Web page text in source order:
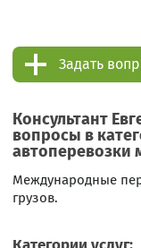
Задать
Консультант
вопросы в
автоперевозки
Международные
грузов.